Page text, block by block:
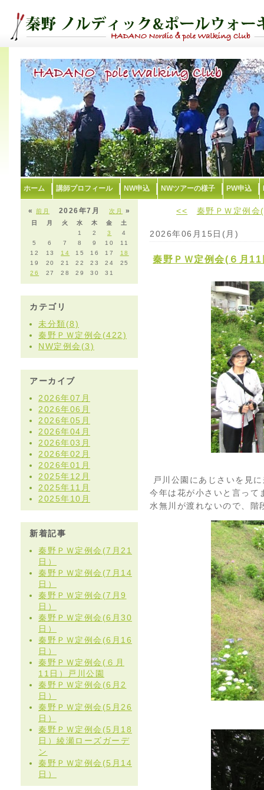
ホーム 講師プロフィール NW申込 NWツアーの様子 PW申込
«前月 次月 »
2026年7月
日 月 火 水 木 金
土
1
2 3
4
5
6 7 8 9 10
11
12
13 14 15 16 17
18
19
20 21 22 23 24
25
26
27 28 29 30 31
カテゴリ
未分類(8)
秦野ＰＷ定例会(422)
NW定例会(3)
アーカイブ
2026年07月
2026年06月
2026年05月
2026年04月
2026年03月
2026年02月
2026年01月
2025年12月
2025年11月
2025年10月
新着記事
秦野ＰＷ定例会(7月21
日）
秦野ＰＷ定例会(7月14
日）
秦野ＰＷ定例会(7月9
日）
秦野ＰＷ定例会(6月30
日）
秦野ＰＷ定例会(6月16
日）
秦野ＰＷ定例会(６月
11日）戸川公園
秦野ＰＷ定例会(6月2
日）
秦野ＰＷ定例会(5月26
日）
秦野ＰＷ定例会(5月18
日）綾瀬ローズガーデ
ン
秦野ＰＷ定例会(5月14
日）
<< 秦野ＰＷ定例
2026年06月15日(月)
秦野ＰＷ定例会(６月
戸川公園にあじさいを見
今年は花が小さいと言って
水無川が渡れないので、階